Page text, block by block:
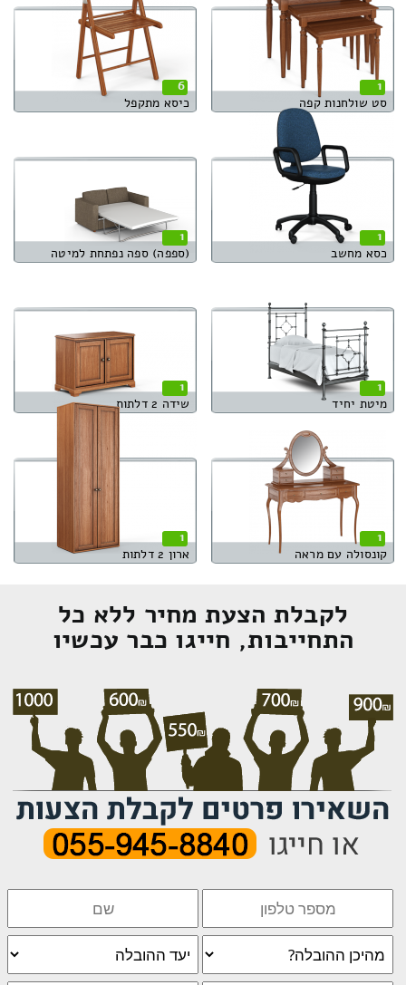
1
סט שולחנות קפה
6
כיסא מתקפל
1
כסא מחשב
1
(ספפה) ספה נפתחת למיטה
1
מיטת יחיד
1
שידה 2 דלתות
1
קונסולה עם מראה
1
ארון 2 דלתות
לקבלת הצעת מחיר ללא כל
התחייבות, חייגו כבר עכשיו